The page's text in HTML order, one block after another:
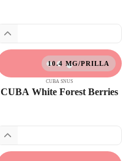
10.4 MG/PRILLA
CUBA SNUS
CUBA White Forest Berries